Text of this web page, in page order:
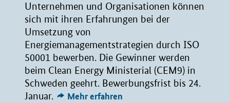
Unternehmen und Organisationen können
sich mit ihren Erfahrungen bei der
Umsetzung von
Energiemanagementstrategien durch ISO
50001 bewerben. Die Gewinner werden
beim Clean Energy Ministerial (CEM9) in
Schweden geehrt. Bewerbungsfrist bis 24.
Januar.
Mehr erfahren